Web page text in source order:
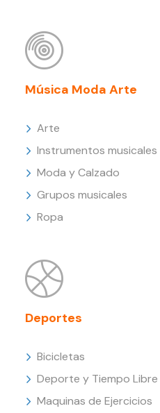
Música Moda Arte
Arte
Instrumentos musicales
Moda y Calzado
Grupos musicales
Ropa
Deportes
Bicicletas
Deporte y Tiempo Libre
Maquinas de Ejercicios